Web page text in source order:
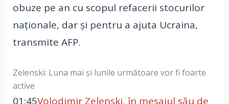
obuze pe an cu scopul refacerii stocurilor
naţionale, dar şi pentru a ajuta Ucraina,
transmite AFP.
Zelenski: Luna mai şi lunile următoare vor fi foarte
active
01:45Volodimir Zelenski, în mesajul său de